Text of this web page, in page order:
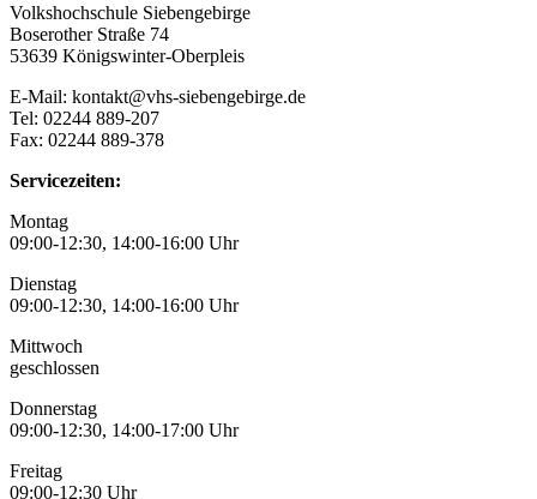
Volkshochschule Siebengebirge
Boserother Straße 74
53639 Königswinter-Oberpleis
E-Mail: kontakt@vhs-siebengebirge.de
Tel: 02244 889-207
Fax: 02244 889-378
Servicezeiten:
Montag
09:00-12:30, 14:00-16:00 Uhr
Dienstag
09:00-12:30, 14:00-16:00 Uhr
Mittwoch
geschlossen
Donnerstag
09:00-12:30, 14:00-17:00 Uhr
Freitag
09:00-12:30 Uhr